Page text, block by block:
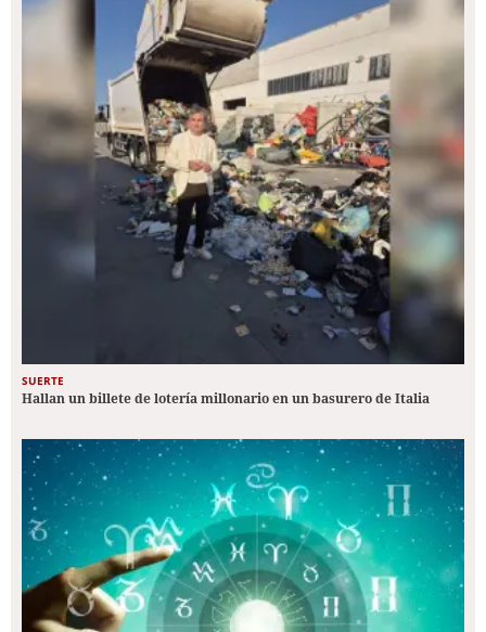
SUERTE
Hallan un billete de lotería millonario en un basurero de Italia